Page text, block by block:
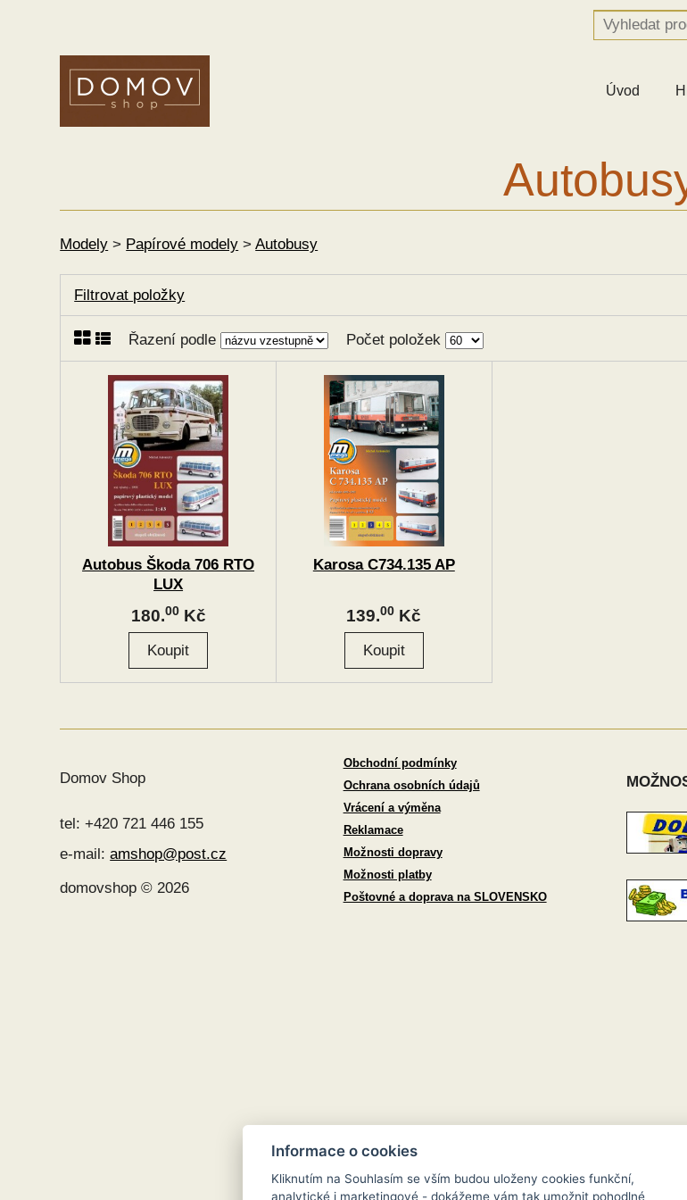
Úvod
Modely > Papírové modely > Autobusy
Filtrovat položky
Řazení podle Počet položek
Autobus Škoda 706 RTO
LUX
180.00Kč
Karosa C734.135 AP
139.00 Kč
Domov Shop
tel: +420 721 446 155
e-mail:amshop@post.cz
domovshop © 2026
Obchodní podmínky
Ochrana osobních údajů
Vrácení a výměna
Reklamace
Možnosti dopravy
Možnosti platby
Poštovné a doprava na SLOVENSKO
Informace o cookies
Kliknutím na Souhlasím se vším budou uloženy cookies funkční,
analytické i marketingové - dokážeme vám tak umožnit pohodlné